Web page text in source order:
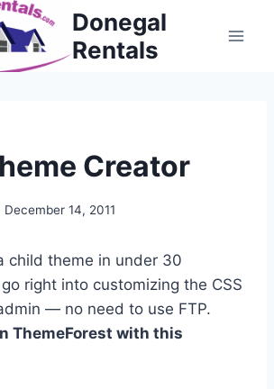
Donegal
Rentals
Creator
December 14, 2011
child theme in under 30
right into customizing the CSS
— no need to use FTP.
ThemeForest with this